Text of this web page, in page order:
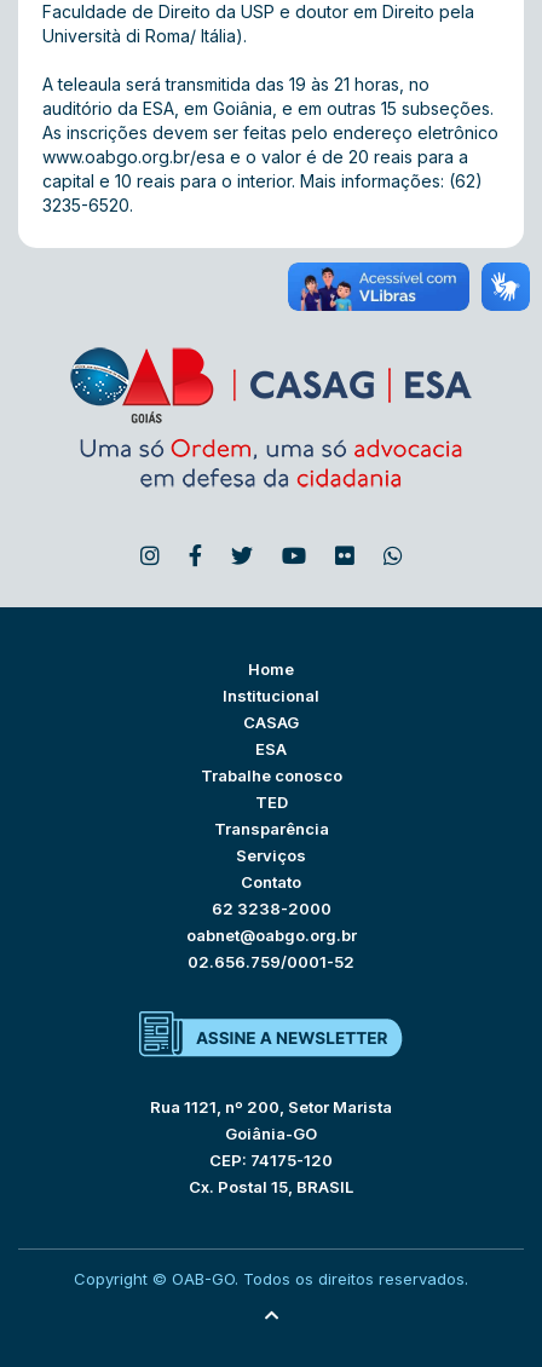
Faculdade de Direito da USP e doutor em Direito pela
Università di Roma/ Itália).
A teleaula será transmitida das 19 às 21 horas, no
auditório da ESA, em Goiânia, e em outras 15 subseções.
As inscrições devem ser feitas pelo endereço eletrônico
www.oabgo.org.br/esa e o valor é de 20 reais para a
capital e 10 reais para o interior. Mais informações: (62)
3235-6520.
Home
Institucional
CASAG
ESA
Trabalhe conosco
TED
Transparência
Serviços
Contato
62 3238-2000
oabnet@oabgo.org.br
02.656.759/0001-52
Rua 1121, nº 200, Setor Marista
Goiânia-GO
CEP: 74175-120
Cx. Postal 15, BRASIL
Copyright © OAB-GO. Todos os direitos reservados.